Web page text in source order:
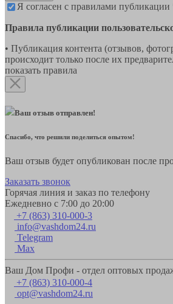
Я согласен с правилами публикации
Правила публикации
• Публикация контента (отзывов,
происходит только после их
показать правила
Ваш отзыв отправлен!
Спасибо, что решили поделиться опытом!
Ваш отзыв будет опубликован после
Заказать звонок
Горячая линия и заказ по телефону
Ежедневно с 7:00 до 20:00
+7 (863) 310-000-3
info@vashdom24.ru
Telegram
Max
Ваш Дом Профи - отдел оптовых
+7 (863) 310-000-4
opt@vashdom24.ru